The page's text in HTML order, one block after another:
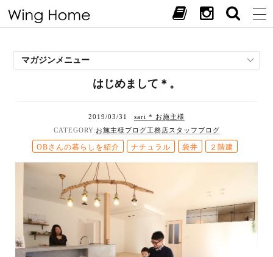
マガジンメニュー
見学会・イベント
オススメの土地
お施主様ブログ
はじめまして＊。
2019/03/31
sari * お施主様
お施主様ブログ工務店スタッフブログ
OBさんの暮らしを紹介 ナチュラル 袋井 ２階建